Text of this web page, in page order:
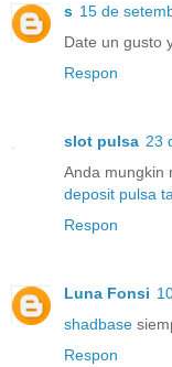
s 15 de
Date un gusto
Respon
slot pulsa 23
Anda mungkin
deposit pulsa
Respon
Luna Fonsi
shadbase
Respon